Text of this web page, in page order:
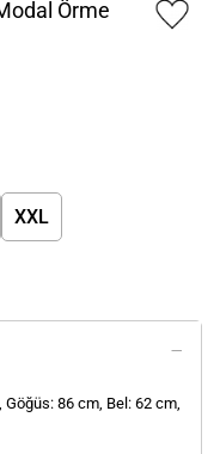
Örme
XXL
Göğüs: 86 cm, Bel: 62 cm,